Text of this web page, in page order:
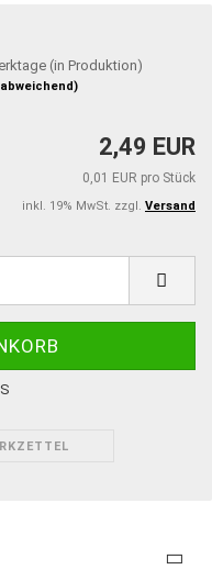
(in Produktion)
2,49 EUR
0,01 EUR pro Stück
inkl. 19% MwSt. zzgl. Versand